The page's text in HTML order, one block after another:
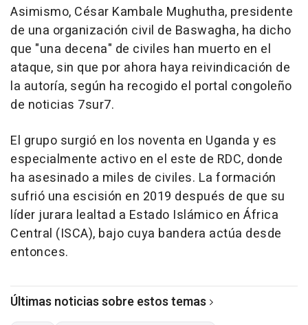
Asimismo, César Kambale Mughutha, presidente
de una organización civil de Baswagha, ha dicho
que "una decena" de civiles han muerto en el
ataque, sin que por ahora haya reivindicación de
la autoría, según ha recogido el portal congoleño
de noticias 7sur7.
El grupo surgió en los noventa en Uganda y es
especialmente activo en el este de RDC, donde
ha asesinado a miles de civiles. La formación
sufrió una escisión en 2019 después de que su
líder jurara lealtad a Estado Islámico en África
Central (ISCA), bajo cuya bandera actúa desde
entonces.
Últimas noticias sobre estos temas